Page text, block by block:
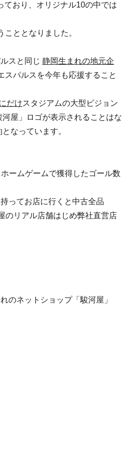
ており、オリジナル10の中では
ととなりました。
スと同じ 静岡生まれの地元企
スパルスを今年も応援すること
だけスタジアムの大型ビジョン
屋」ロゴが表示されることはな
なっています。
ームゲームで獲得したゴール数
ってお店に行くと中古全品
のリアル店舗はじめ弊社直営店
のネットショップ「駿河屋」